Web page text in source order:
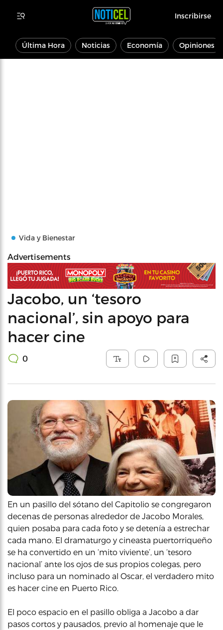
Inscribirse
Última Hora Noticias Economía Opiniones
Vida y Bienestar
Advertisements
Jacobo, un ‘tesoro
nacional’, sin apoyo para
hacer cine
0
En un pasillo del sótano del Capitolio se congregaron
decenas de personas alrededor de Jacobo Morales,
quien posaba para cada foto y se detenía a estrechar
cada mano. El dramaturgo y cineasta puertorriqueño
se ha convertido en un ‘mito viviente’, un ‘tesoro
nacional’ ante los ojos de sus propios colegas, pero
incluso para un nominado al Oscar, el verdadero mito
es hacer cine en Puerto Rico.
El poco espacio en el pasillo obliga a Jacobo a dar
pasos cortos y pausados, previo al homenaje que le